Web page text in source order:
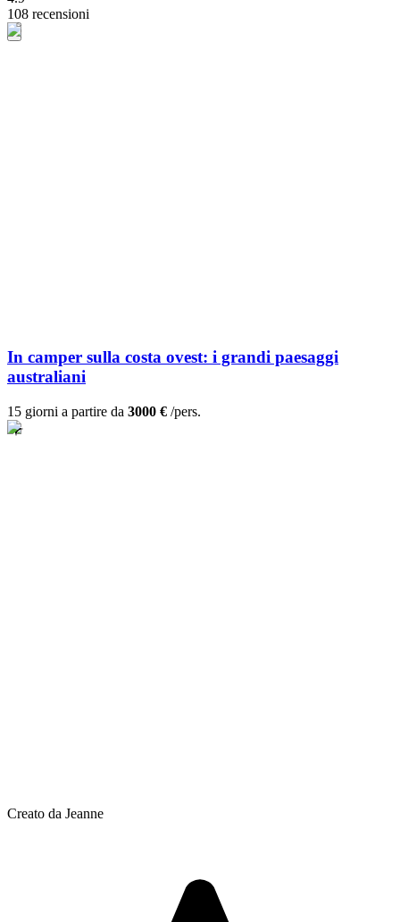
108 recensioni
In camper sulla costa ovest: i grandi paesaggi
australiani
15 giorni a partire da 3000 € /pers.
Creato da Jeanne